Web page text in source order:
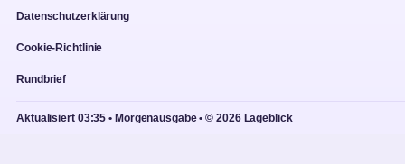
Datenschutzerklärung
Cookie-Richtlinie
Rundbrief
Aktualisiert 03:35 • Morgenausgabe • © 2026 Lageblick